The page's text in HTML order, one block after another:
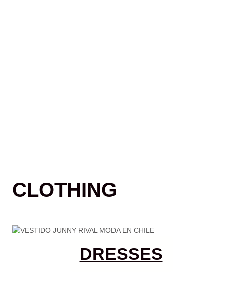
CLOTHING
DRESSES